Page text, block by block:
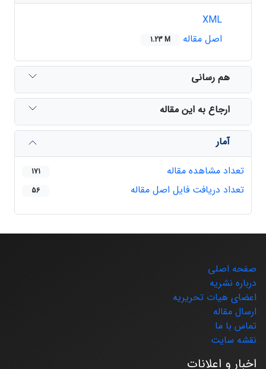
اصل مقاله
1.23 M
هم رسانی
ارجاع به این مقاله
آمار
تعداد مشاهده مقاله
171
تعداد دریافت فایل اصل مقاله 56
صفحه اصلی
درباره نشریه
اعضای هیات تحریریه
ارسال مقاله
تماس با ما
نقشه سایت
اخبار و اعلانات